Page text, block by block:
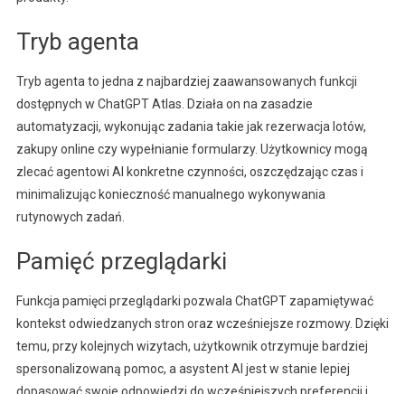
Tryb agenta
Tryb agenta to jedna z najbardziej zaawansowanych funkcji
dostępnych w ChatGPT Atlas. Działa on na zasadzie
automatyzacji, wykonując zadania takie jak rezerwacja lotów,
zakupy online czy wypełnianie formularzy. Użytkownicy mogą
zlecać agentowi AI konkretne czynności, oszczędzając czas i
minimalizując konieczność manualnego wykonywania
rutynowych zadań.
Pamięć przeglądarki
Funkcja pamięci przeglądarki pozwala ChatGPT zapamiętywać
kontekst odwiedzanych stron oraz wcześniejsze rozmowy. Dzięki
temu, przy kolejnych wizytach, użytkownik otrzymuje bardziej
spersonalizowaną pomoc, a asystent AI jest w stanie lepiej